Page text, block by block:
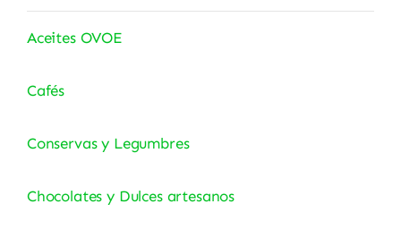
Aceites OVOE
Cafés
Conservas y Legumbres
Chocolates y Dulces artesanos